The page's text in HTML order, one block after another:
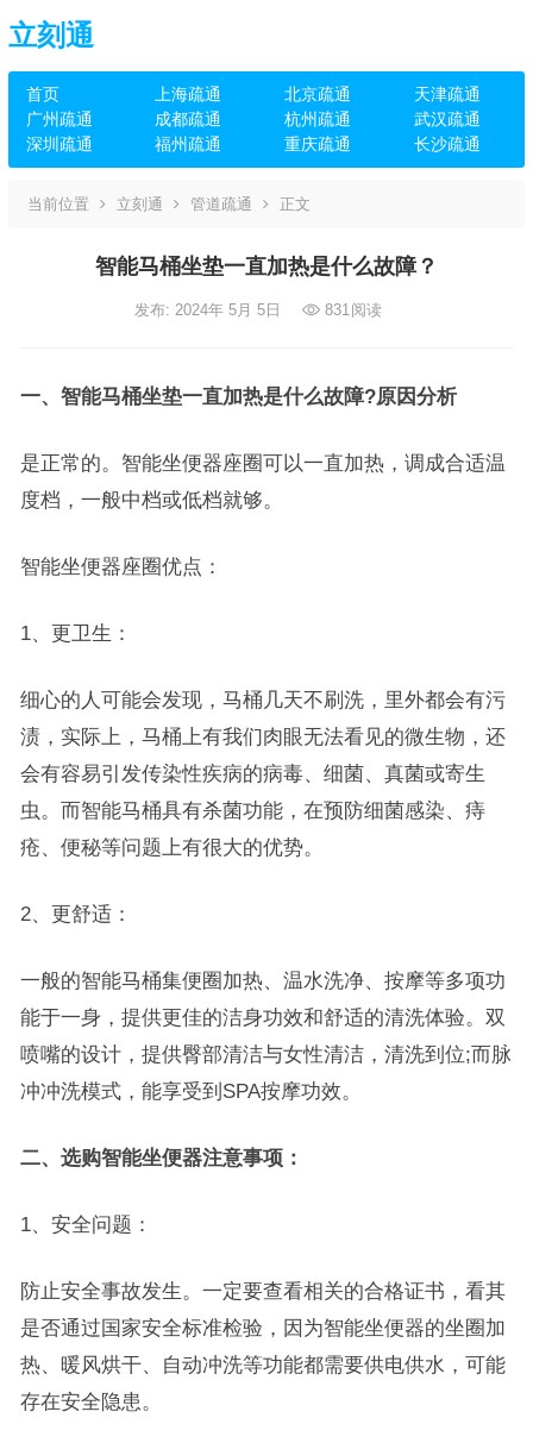
立刻通
首页 上海疏通 北京疏通
天津疏通
广州疏通
成都疏通 杭州疏通
武汉疏通
深圳疏通
福州疏通 重庆疏通 长沙疏通
当前位置 立刻通 管道疏通 正文
智能马桶坐垫一直加热是什么故障？
发布: 2024年 5月 5日 831阅读
一、智能马桶坐垫一直加热是什么故障?原因分析
是正常的。智能坐便器座圈可以一直加热，调成合适温
度档，一般中档或低档就够。
智能坐便器座圈优点：
1、更卫生：
细心的人可能会发现，马桶几天不刷洗，里外都会有污
渍，实际上，马桶上有我们肉眼无法看见的微生物，还
会有容易引发传染性疾病的病毒、细菌、真菌或寄生
虫。而智能马桶具有杀菌功能，在预防细菌感染、痔
疮、便秘等问题上有很大的优势。
2、更舒适：
一般的智能马桶集便圈加热、温水洗净、按摩等多项功
能于一身，提供更佳的洁身功效和舒适的清洗体验。双
喷嘴的设计，提供臀部清洁与女性清洁，清洗到位;而脉
冲冲洗模式，能享受到SPA按摩功效。
二、选购智能坐便器注意事项：
1、安全问题：
防止安全事故发生。一定要查看相关的合格证书，看其
是否通过国家安全标准检验，因为智能坐便器的坐圈加
热、暖风烘干、自动冲洗等功能都需要供电供水，可能
存在安全隐患。